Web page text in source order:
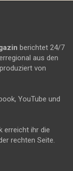
berichtet 24/7
aus den
von
YouTube und
erreicht ihr die
rechten Seite.